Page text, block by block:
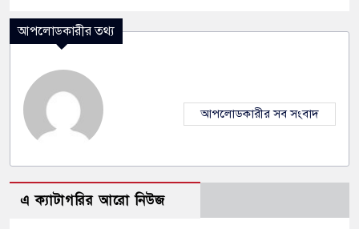
আপলোডকারীর তথ্য
আপলোডকারীর সব সংবাদ
এ ক্যাটাগরির আরো নিউজ